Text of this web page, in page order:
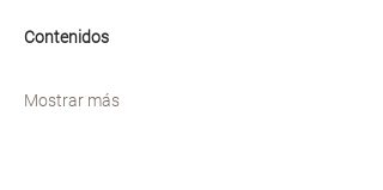
Contenidos
Mostrar más